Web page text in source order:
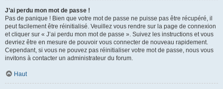
J’ai perdu mon mot de passe !
Pas de panique ! Bien que votre mot de passe ne puisse pas être récupéré, il
peut facilement être réinitialisé. Veuillez vous rendre sur la page de connexion
et cliquer sur « J’ai perdu mon mot de passe ». Suivez les instructions et vous
devriez être en mesure de pouvoir vous connecter de nouveau rapidement.
Cependant, si vous ne pouvez pas réinitialiser votre mot de passe, nous vous
invitons à contacter un administrateur du forum.
Haut